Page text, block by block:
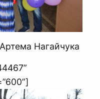
Артема Нагайчука